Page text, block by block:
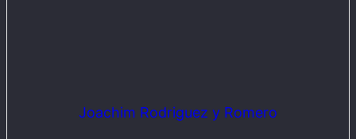
Joachim Rodriguez y Romero